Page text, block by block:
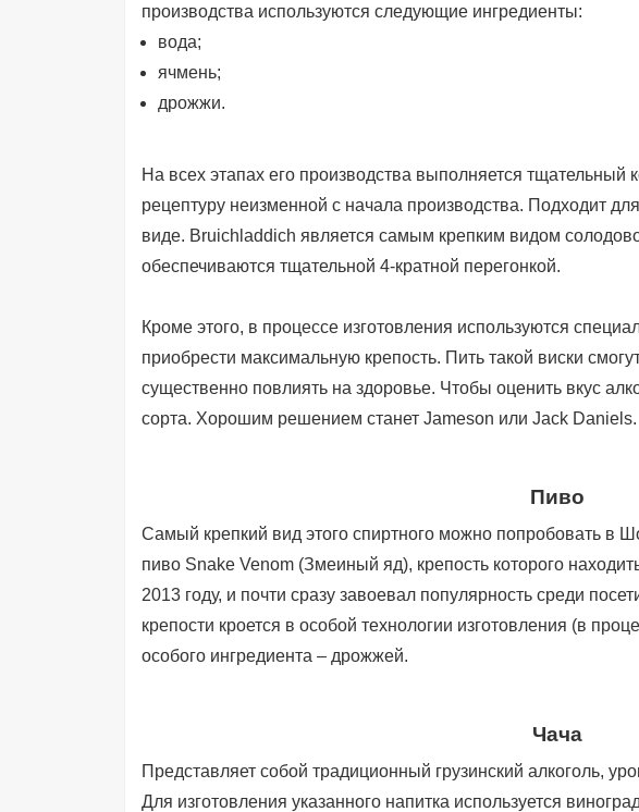
производства используются следующие ингредиенты:
вода;
ячмень;
дрожжи.
На всех этапах его производства выполняется тщательный
рецептуру неизменной с начала производства. Подходит
виде. Bruichladdich является самым крепким видом
обеспечиваются тщательной 4-кратной перегонкой.
Кроме этого, в процессе изготовления используются
приобрести максимальную крепость. Пить такой виски
существенно повлиять на здоровье. Чтобы оценить вкус
сорта. Хорошим решением станет Jameson или Jack Daniels.
Пиво
Самый крепкий вид этого спиртного можно попробовать в
пиво Snake Venom (Змеиный яд), крепость которого
2013 году, и почти сразу завоевал популярность среди
крепости кроется в особой технологии изготовления (в
особого ингредиента – дрожжей.
Чача
Представляет собой традиционный грузинский алкоголь,
Для изготовления указанного напитка используется